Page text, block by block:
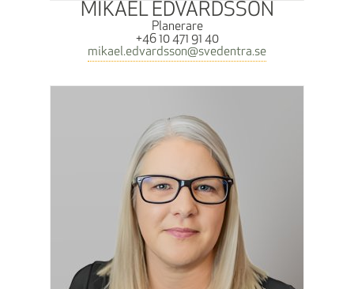
MIKAEL EDVARDSSON
Planerare
+46 10 471 91 40
mikael.edvardsson@svedentra.se